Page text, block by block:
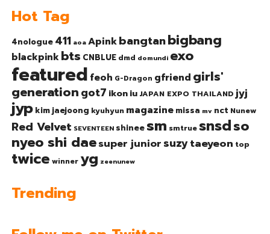
Hot Tag
4nologue 411 aoa Apinkbangtanbigbang
blackpinkbts CNBLUE dmd domundi exo
featured feoh G-Dragon gfriend girls'
generationgot7 ikoniu JAPAN EXPO THAILAND jyj
jyp kim jaejoong kyuhyun magazine missa mv nct Nunew
Red Velvet SEVENTEEN shinee sm smtrue snsdso
nyeo shi daesuper junior suzytaeyeon top
twice winner yg zeenunew
Trending